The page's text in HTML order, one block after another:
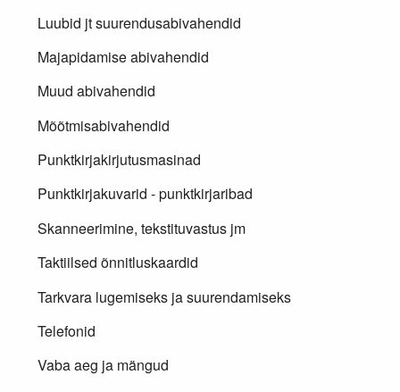
Luubid jt suurendusabivahendid
Majapidamise abivahendid
Muud abivahendid
Mõõtmisabivahendid
Punktkirjakirjutusmasinad
Punktkirjakuvarid - punktkirjaribad
Skanneerimine, tekstituvastus jm
Taktiilsed õnnitluskaardid
Tarkvara lugemiseks ja suurendamiseks
Telefonid
Vaba aeg ja mängud